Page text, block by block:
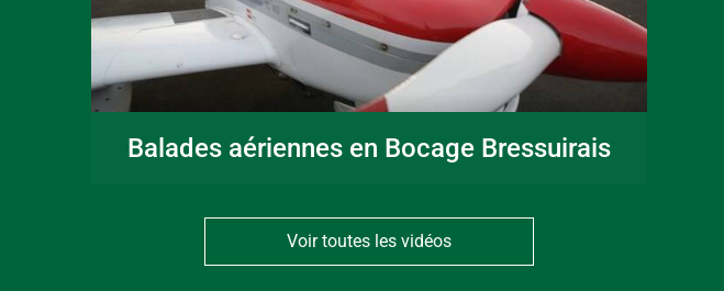
Balades aériennes en Bocage Bressuirais
Voir toutes les vidéos
16 juin 2026
Fête de la musique